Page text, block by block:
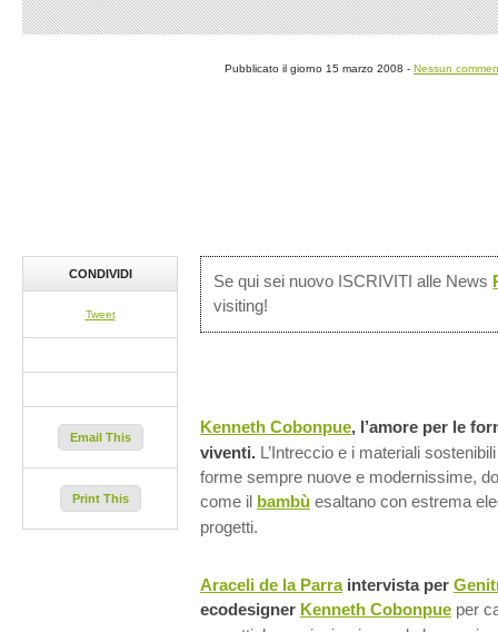
Pubblicato il giorno 15 marzo 2008 - Nessun
Se qui sei nuovo ISCRIVITI alle News
visiting!
Kenneth Cobonpue, l’amore per le
viventi.
L’Intreccio e i materiali
forme sempre nuove e modernissime,
come il
bambù esaltano con estrema
progetti.
Araceli de la Parraintervista per
ecodesigner Kenneth Cobonpue per
CONDIVIDI
Tweet
Email This
Print This